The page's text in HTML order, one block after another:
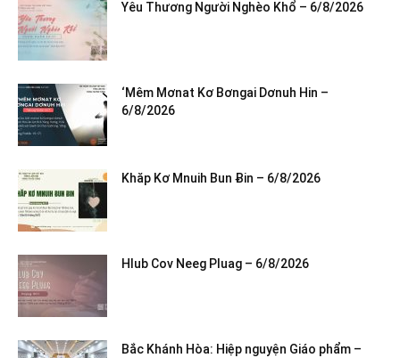
Yêu Thương Người Nghèo Khổ – 6/8/2026
‘Mêm Mơnat Kơ Bơngai Dơnuh Hin –
6/8/2026
Khăp Kơ Mnuih Bun Ƀin – 6/8/2026
Hlub Cov Neeg Pluag – 6/8/2026
Bắc Khánh Hòa: Hiệp nguyện Giáo phẩm –